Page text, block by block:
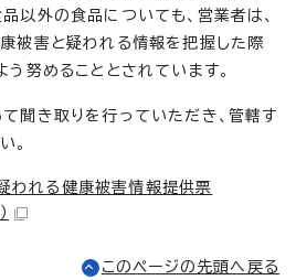
以外の食品についても、営業者は、
被害と疑われる情報を把握した際
う努めることとされています。
聞き取りを行っていただき、管轄す
。
われる健康被害情報提供票
このページの先頭へ戻る